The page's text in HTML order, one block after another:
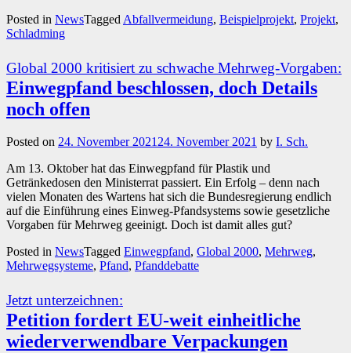
Posted in NewsTagged Abfallvermeidung, Beispielprojekt, Projekt,
Schladming
Global 2000 kritisiert zu schwache Mehrweg-Vorgaben:
Einwegpfand beschlossen, doch Details
noch offen
Posted on 24. November 202124. November 2021 by I. Sch.
Am 13. Oktober hat das Einwegpfand für Plastik und
Getränkedosen den Ministerrat passiert. Ein Erfolg – denn nach
vielen Monaten des Wartens hat sich die Bundesregierung endlich
auf die Einführung eines Einweg-Pfandsystems sowie gesetzliche
Vorgaben für Mehrweg geeinigt. Doch ist damit alles gut?
Posted in NewsTagged Einwegpfand, Global 2000, Mehrweg,
Mehrwegsysteme, Pfand, Pfanddebatte
Jetzt unterzeichnen:
Petition fordert EU-weit einheitliche
wiederverwendbare Verpackungen